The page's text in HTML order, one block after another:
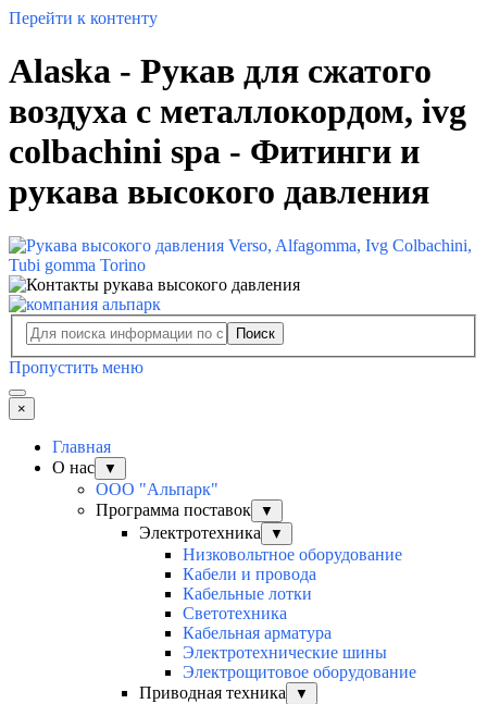
Перейти к контенту
Alaska - Рукав для сжатого
воздуха с металлокордом, ivg
colbachini spa - Фитинги и
рукава высокого давления
Поиск
Пропустить меню
×
Главная
О нас
▼
ООО "Альпарк"
Программа поставок
▼
Электротехника ▼
Низковольтное оборудование
Кабели и провода
Кабельные лотки
Светотехника
Кабельная арматура
Электротехнические шины
Электрощитовое оборудование
Приводная техника
▼